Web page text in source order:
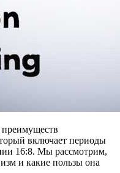
включает периоды
16:8. Мы рассмотрим,
и какие пользы она